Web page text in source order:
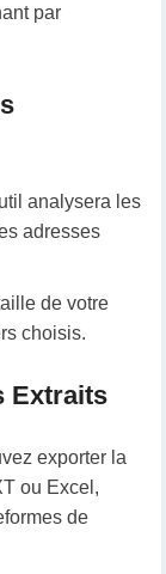
par
analysera les
adresses
de votre
choisis.
Extraits
exporter la
ou Excel,
de